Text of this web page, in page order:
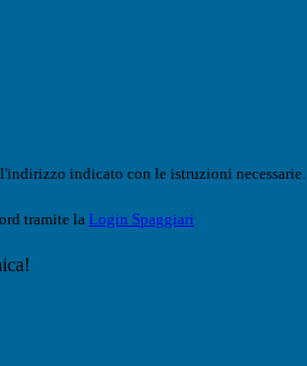
indicato con le istruzioni necessarie.
tramite la Login Spaggiari